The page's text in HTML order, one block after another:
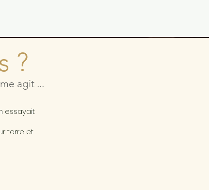
?
agit ...
essayait
terre et